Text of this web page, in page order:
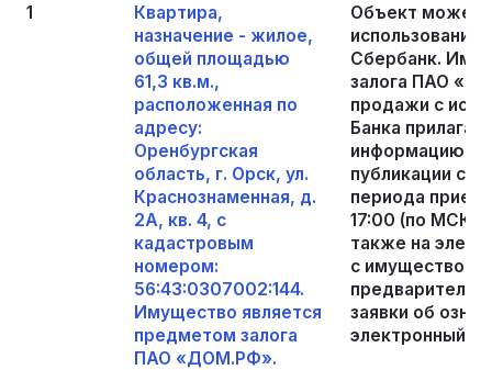
1
Квартира,
назначение - жилое,
общей площадью
61,3 кв.м.,
расположенная по
адресу:
Оренбургская
область, г. Орск, ул.
Краснознаменная, д.
2А, кв. 4, с
кадастровым
номером:
56:43:0307002:144.
Имущество является
предметом залога
ПАО «ДОМ.РФ».
Объект может
Сбербанк.
залога ПАО
продажи с
Банка
информацию
публикации
периода
17:00 (по МСК)
также на
с имуществом
заявки об
электронный